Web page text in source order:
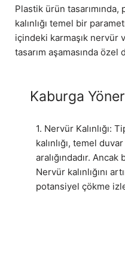
Plastik ürün
kalınlığı temel bir
içindeki karmaşık nervür
tasarım aşamasında
Kaburga
1. Nervür Kalınlığı:
kalınlığı, temel duvar
aralığındadır.
Nervür kalınlığını
potansiyel çökme